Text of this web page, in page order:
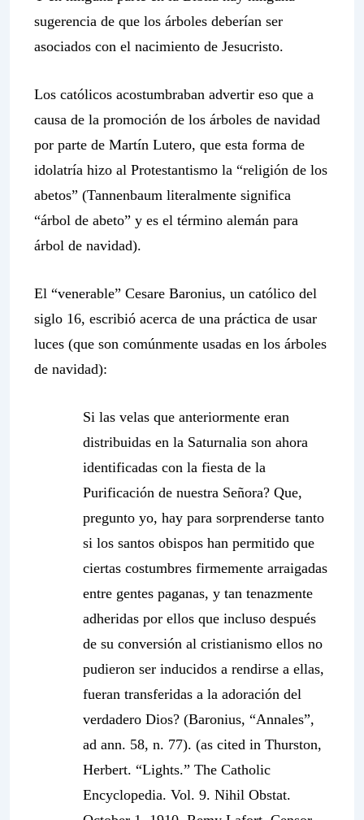
sugerencia de que los árboles deberían ser
asociados con el nacimiento de Jesucristo.
Los católicos acostumbraban advertir eso que a
causa de la promoción de los árboles de navidad
por parte de Martín Lutero, que esta forma de
idolatría hizo al Protestantismo la “religión de los
abetos” (Tannenbaum literalmente significa
“árbol de abeto” y es el término alemán para
árbol de navidad).
El “venerable” Cesare Baronius, un católico del
siglo 16, escribió acerca de una práctica de usar
luces (que son comúnmente usadas en los árboles
de navidad):
Si las velas que anteriormente eran
distribuidas en la Saturnalia son ahora
identificadas con la fiesta de la
Purificación de nuestra Señora? Que,
pregunto yo, hay para sorprenderse tanto
si los santos obispos han permitido que
ciertas costumbres firmemente arraigadas
entre gentes paganas, y tan tenazmente
adheridas por ellos que incluso después
de su conversión al cristianismo ellos no
pudieron ser inducidos a rendirse a ellas,
fueran transferidas a la adoración del
verdadero Dios? (Baronius, “Annales”,
ad ann. 58, n. 77). (as cited in Thurston,
Herbert. “Lights.” The Catholic
Encyclopedia. Vol. 9. Nihil Obstat.